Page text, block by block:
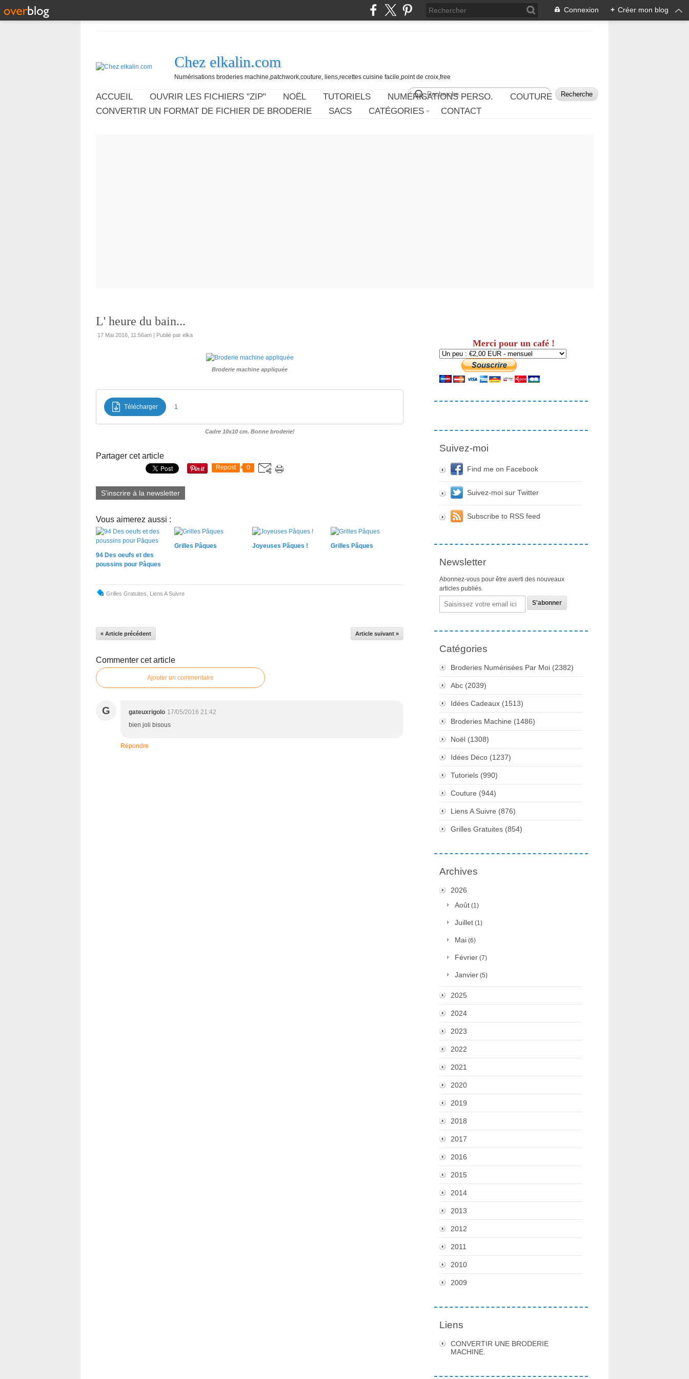
Connexion + Créer mon blog
Chez elkalin.com
Numérisations broderies machine,patchwork,couture, liens,recettes cuisine facile,point de croix,free
ACCUEIL OUVRIR LES FICHIERS "ZIP" NOËL TUTORIELS NUMÉRISATIONS PERSO.
COUTURE
CONVERTIR UN FORMAT DE FICHIER DE BRODERIE
SACS CATÉGORIES CONTACT
L' heure du bain...
17 Mai 2016, 11:56am | Publié par elka
Broderie machine appliquée
Télécharger 1
Cadre 10x10 cm. Bonne broderie!
Partager cet article
Repost 0
S'inscrire à la newsletter
Vous aimerez aussi :
94 Des oeufs et des
poussins pour Pâques
Grilles Pâques Joyeuses Pâques ! Grilles Pâques
Grilles Gratuites Liens A Suivre
« Article précédent Article suivant »
Commenter cet article
Ajouter un commentaire
G gateuxrigolo 17/05/2016 21:42
bien joli bisous
Répondre
Merci pour un café !
Suivez-moi
Find me on Facebook
Suivez-moi sur Twitter
Subscribe to RSS feed
Newsletter
Abonnez-vous pour être averti des nouveaux
articles publiés.
Email
Catégories
Broderies Numérisées Par Moi (2382)
Abc (2039)
Idées Cadeaux (1513)
Broderies Machine (1486)
Noël (1308)
Idées Déco (1237)
Tutoriels (990)
Couture (944)
Liens A Suivre (876)
Grilles Gratuites (854)
Archives
2026
Août (1)
Juillet (1)
Mai (6)
Février (7)
Janvier (5)
2025
2024
2023
2022
2021
2020
2019
2018
2017
2016
2015
2014
2013
2012
2011
2010
2009
Liens
CONVERTIR UNE BRODERIE
MACHINE.